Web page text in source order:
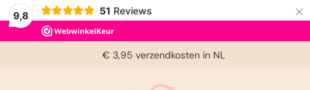
9,8 51 Reviews ×
Voor 14:00u besteld, zelfde dag verzonden (ma-vrij)
€ 3,95 verzendkosten in NL
Bereikbaar tussen 9:30u en 16:00u (ma-vrij)